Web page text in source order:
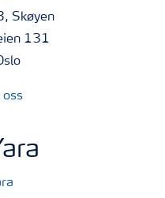
Skøyen
131
oss